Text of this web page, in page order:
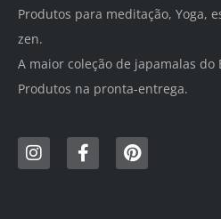
Produtos para meditação, Yoga,
zen.
A maior coleção de japamalas do
Produtos na pronta-entrega.